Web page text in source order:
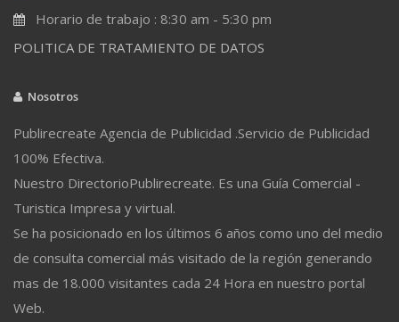
Horario de trabajo : 8:30 am - 5:30 pm
POLITICA DE TRATAMIENTO DE DATOS
Nosotros
Publirecreate Agencia de Publicidad .Servicio de Publicidad
100% Efectiva.
Nuestro DirectorioPublirecreate. Es una Guía Comercial -
Turistica Impresa y virtual.
Se ha posicionado en los últimos 6 años como uno del medio
de consulta comercial más visitado de la región generando
mas de 18.000 visitantes cada 24 Hora en nuestro portal
Web.